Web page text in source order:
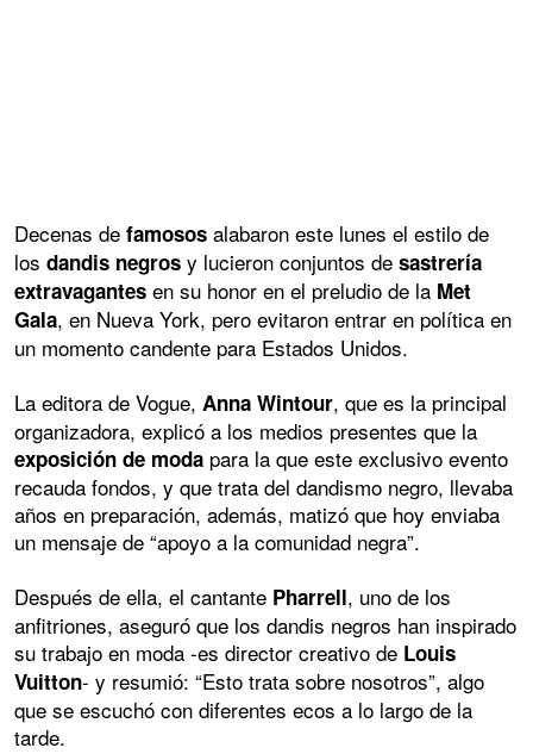
Decenas de famosos alabaron este lunes el estilo de
los dandis negros y lucieron conjuntos de sastrería
extravagantes en su honor en el preludio de la Met
Gala, en Nueva York, pero evitaron entrar en política en
un momento candente para Estados Unidos.
La editora de Vogue, Anna Wintour, que es la principal
organizadora, explicó a los medios presentes que la
exposición de moda para la que este exclusivo evento
recauda fondos, y que trata del dandismo negro, llevaba
años en preparación, además, matizó que hoy enviaba
un mensaje de “apoyo a la comunidad negra”.
Después de ella, el cantante Pharrell, uno de los
anfitriones, aseguró que los dandis negros han inspirado
su trabajo en moda -es director creativo de Louis
Vuitton- y resumió: “Esto trata sobre nosotros”, algo
que se escuchó con diferentes ecos a lo largo de la
tarde.